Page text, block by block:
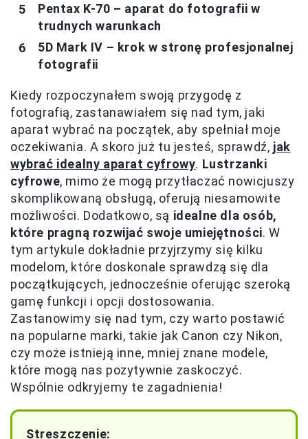
Pentax K-70 – aparat do fotografii w
trudnych warunkach
5D Mark IV – krok w stronę profesjonalnej
fotografii
Kiedy rozpoczynałem swoją przygodę z
fotografią, zastanawiałem się nad tym, jaki
aparat wybrać na początek, aby spełniał moje
oczekiwania. A skoro już tu jesteś, sprawdź, jak
wybrać idealny aparat cyfrowy. Lustrzanki
cyfrowe, mimo że mogą przytłaczać nowicjuszy
skomplikowaną obsługą, oferują niesamowite
możliwości. Dodatkowo, są idealne dla osób,
które pragną rozwijać swoje umiejętności. W
tym artykule dokładnie przyjrzymy się kilku
modelom, które doskonale sprawdzą się dla
początkujących, jednocześnie oferując szeroką
gamę funkcji i opcji dostosowania.
Zastanowimy się nad tym, czy warto postawić
na popularne marki, takie jak Canon czy Nikon,
czy może istnieją inne, mniej znane modele,
które mogą nas pozytywnie zaskoczyć.
Wspólnie odkryjemy te zagadnienia!
Streszczenie: